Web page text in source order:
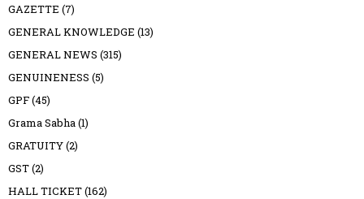
GAZETTE (7)
GENERAL KNOWLEDGE (13)
GENERAL NEWS (315)
GENUINENESS (5)
GPF(45)
Grama Sabha(1)
GRATUITY(2)
GST(2)
HALL TICKET(162)